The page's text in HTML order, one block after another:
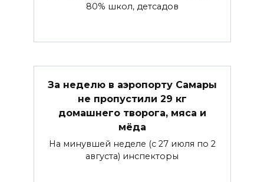
80% школ, детсадов
За неделю в аэропорту Самары
не пропустили 29 кг
домашнего творога, мяса и
мёда
На минувшей неделе (с 27 июля по 2
августа) инспекторы